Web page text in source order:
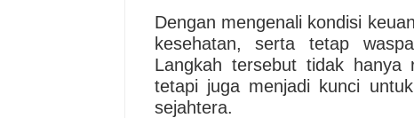
Dengan mengenali kondisi
kesehatan, serta tetap
Langkah tersebut tidak
tetapi juga menjadi kunci
sejahtera.